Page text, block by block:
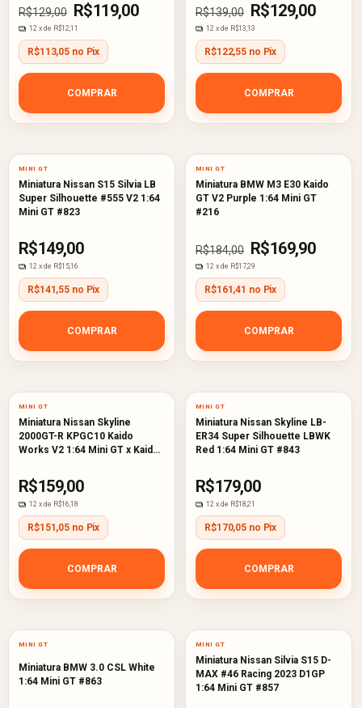
R$129,00 R$119,00
12 x de R$12,11
R$113,05 no Pix
COMPRAR
R$139,00 R$129,00
12 x de R$13,13
R$122,55 no Pix
COMPRAR
MINI GT
Miniatura Nissan S15 Silvia LB
Super Silhouette #555 V2 1:64
Mini GT #823
R$149,00
12 x de R$15,16
R$141,55 no Pix
COMPRAR
MINI GT
Miniatura BMW M3 E30 Kaido
GT V2 Purple 1:64 Mini GT
#216
R$184,00 R$169,90
12 x de R$17,29
R$161,41 no Pix
COMPRAR
MINI GT
Miniatura Nissan Skyline
2000GT-R KPGC10 Kaido
Works V2 1:64 Mini GT x Kaido
R$159,00
12 x de R$16,18
R$151,05 no Pix
COMPRAR
MINI GT
Miniatura Nissan Skyline LB-
ER34 Super Silhouette LBWK
Red 1:64 Mini GT #843
R$179,00
12 x de R$18,21
R$170,05 no Pix
COMPRAR
MINI GT
Miniatura BMW 3.0 CSL White
1:64 Mini GT #863
MINI GT
Miniatura Nissan Silvia S15 D-
MAX #46 Racing 2023 D1GP
1:64 Mini GT #857